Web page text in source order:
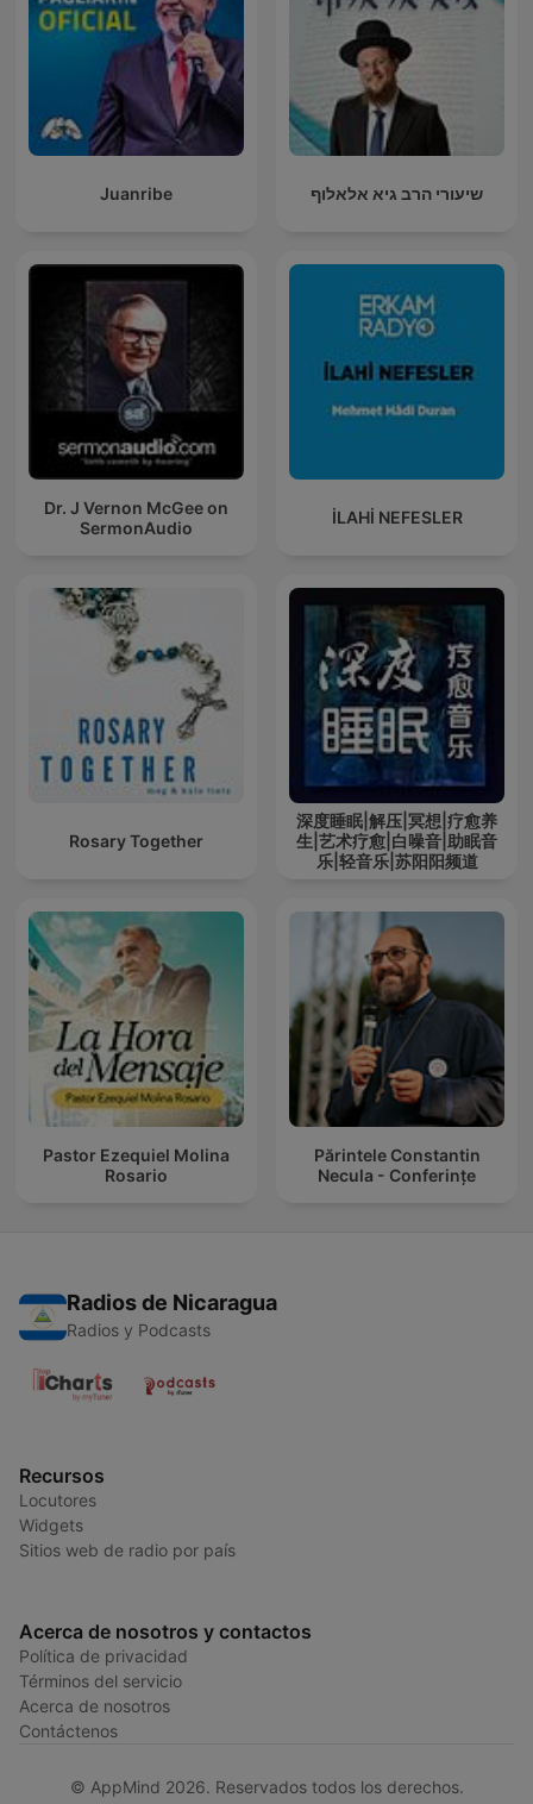
Juanribe שיעורי הרב גיא אלאלוף
Dr. J Vernon McGee on
SermonAudio
İLAHİ NEFESLER
Rosary Together
深度睡眠|解压|冥想|疗愈养
生|艺术疗愈|白噪音|助眠音
乐|轻音乐|苏阳阳频道
Pastor Ezequiel Molina
Rosario
Părintele Constantin
Necula - Conferințe
Radios de Nicaragua
Radios y Podcasts
Recursos
Locutores
Widgets
Sitios web de radio por país
Acerca de nosotros y contactos
Política de privacidad
Términos del servicio
Acerca de nosotros
Contáctenos
© AppMind 2026. Reservados todos los derechos.